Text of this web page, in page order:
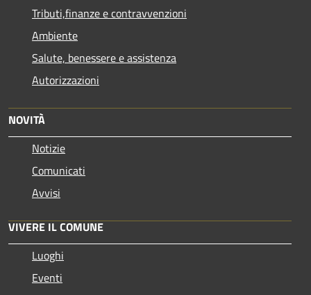
Tributi,finanze e contravvenzioni
Ambiente
Salute, benessere e assistenza
Autorizzazioni
NOVITÀ
Notizie
Comunicati
Avvisi
VIVERE IL COMUNE
Luoghi
Eventi